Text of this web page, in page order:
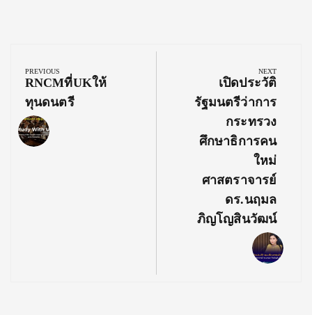
navigation
PREVIOUS
Previous
Post:
RNCMที่UKให้
ทุนดนตรี
NEXT
Next
Post:
เปิดประวัติ
รัฐมนตรีว่าการ
กระทรวง
ศึกษาธิการคน
ใหม่
ศาสตราจารย์
ดร.นฤมล
ภิญโญสินวัฒน์